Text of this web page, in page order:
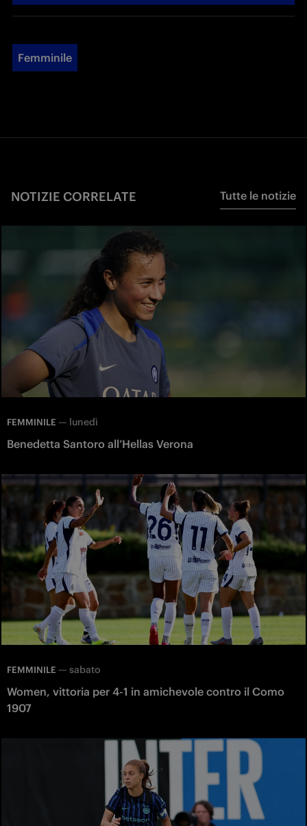
Femminile
NOTIZIE CORRELATE Tutte le notizie
FEMMINILE — lunedì
Benedetta Santoro all’Hellas Verona
FEMMINILE — sabato
Women, vittoria per 4-1 in amichevole contro il Como
1907